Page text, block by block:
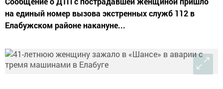
на единый номер вызова экстренных служб 112 в
Елабужском районе накануне...